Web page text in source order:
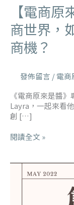
【電商
商世界，
商機？
發佈留言 /電商
《電商原來是醬
Layra，一起來看
創 […]
閱讀全文 »